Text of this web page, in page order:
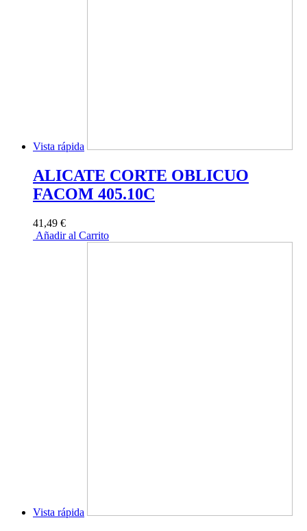
Vista rápida
ALICATE CORTE OBLICUO
FACOM 405.10C
41,49 €
Añadir al Carrito
Vista rápida